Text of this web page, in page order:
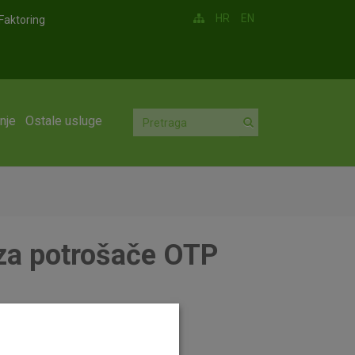
Faktoring HR EN
Ostale usluge
potrošače OTP